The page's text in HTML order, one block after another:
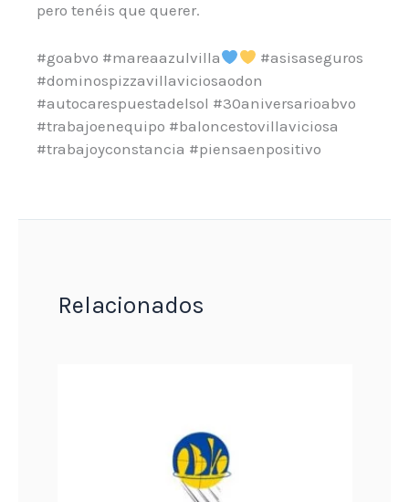
pero tenéis que querer.
#goabvo #mareaazulvilla
#asisaseguros
#dominospizzavillaviciosaodon
#autocarespuestadelsol #30aniversarioabvo
#trabajoenequipo #baloncestovillaviciosa
#trabajoyconstancia #piensaenpositivo
Relacionados